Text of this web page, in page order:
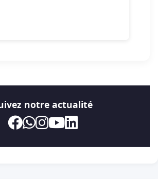
notre actualité